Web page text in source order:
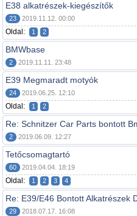
E38 alkatrészek-kiegészítők
23 2019.11.12. 00:00
Oldal: 1 2
BMWbase
2 2019.11.11. 23:48
E39 Megmaradt motyók
24 2019.06.25. 12:10
Oldal: 1 2
Re: Schnitzer Car Parts bontott
2 2019.06.09. 12:27
Tetőcsomagtartó
60 2019.04.04. 18:19
Oldal: 1 2 3 4
Re: E39/E46 Bontott Alkatrészek
29 2018.07.17. 16:08